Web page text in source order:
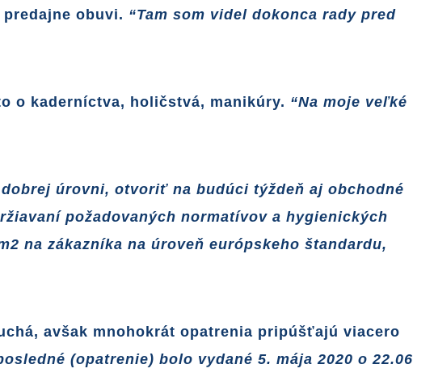
obuvi. “Tam som videl dokonca rady pred
o kaderníctva, holičstvá, manikúry. “Na moje veľké
úrovni, otvoriť na budúci týždeň aj obchodné
požadovaných normatívov a hygienických
na zákazníka na úroveň európskeho štandardu,
avšak mnohokrát opatrenia pripúšťajú viacero
(opatrenie) bolo vydané 5. mája 2020 o 22.06